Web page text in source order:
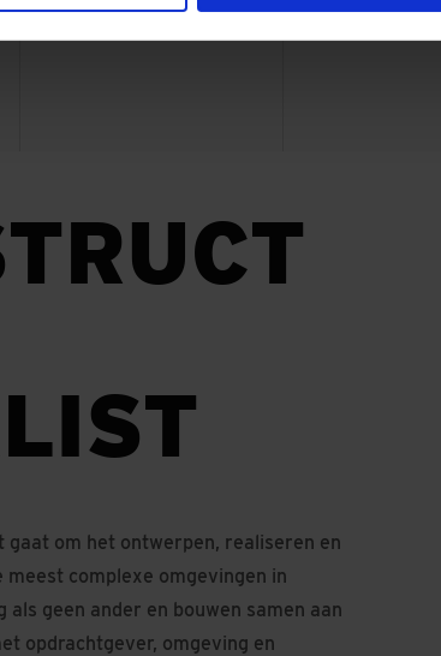
en een veilige doorstroom met minimale
gaat om het ontwerpen, realiseren en
complexe omgevingen in
geen ander en bouwen samen aan
opdrachtgever, omgeving en